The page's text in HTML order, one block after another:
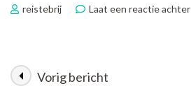
reistebrij Laat een reactie achterop
Vorig bericht